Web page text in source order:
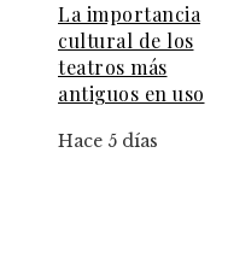
La importancia
cultural de los
teatros más
antiguos en uso
Hace 5 días